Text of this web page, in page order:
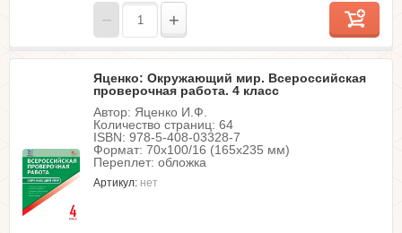
− +
Яценко: Окружающий мир. Всероссийская
проверочная работа. 4 класс
Автор: Яценко И.Ф.
Количество страниц: 64
ISBN: 978-5-408-03328-7
Формат: 70х100/16 (165x235 мм)
Переплет: обложка
Артикул: нет